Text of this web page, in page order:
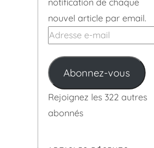
nouvel article par email.
Adresse
mail
Abonnez-vous
Rejoignez les 322 autres
abonnés